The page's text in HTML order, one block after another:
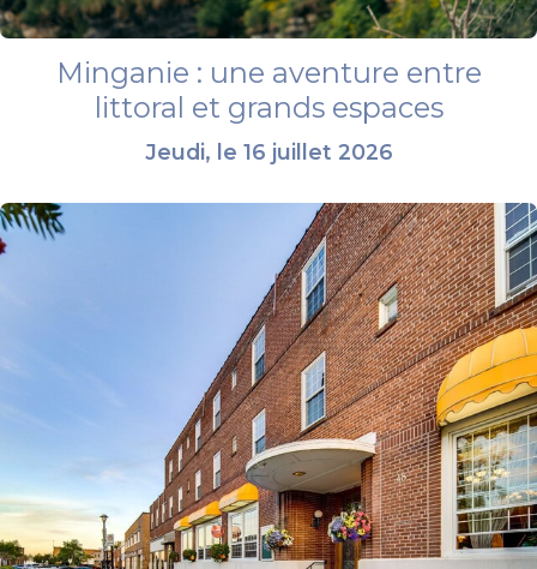
Minganie : une aventure entre
littoral et grands espaces
Jeudi, le 16 juillet 2026